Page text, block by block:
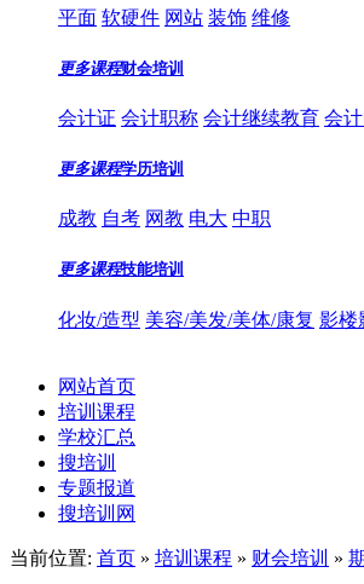
平面 软硬件 网站 装饰 维修
更多课程财会培训
会计证 会计职称 会计继续教育 会
更多课程学历培训
成教 自考 网教 电大 中职
更多课程技能培训
化妆/造型 美容/美发/美体/康复 影楼
网站首页
培训课程
学校汇总
搜培训
专题报道
搜培训网
当前位置: 首页 » 培训课程 » 财会培训 »